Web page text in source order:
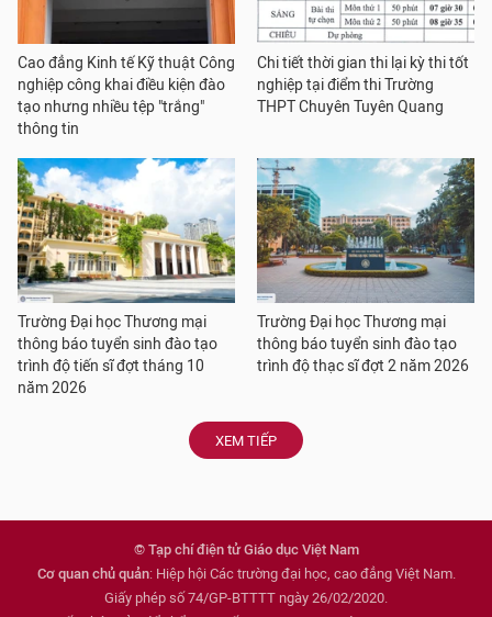
Cao đẳng Kinh tế Kỹ thuật Công
nghiệp công khai điều kiện đào
tạo nhưng nhiều tệp "trắng"
thông tin
Chi tiết thời gian thi lại kỳ thi tốt
nghiệp tại điểm thi Trường
THPT Chuyên Tuyên Quang
Trường Đại học Thương mại
thông báo tuyển sinh đào tạo
trình độ tiến sĩ đợt tháng 10
năm 2026
Trường Đại học Thương mại
thông báo tuyển sinh đào tạo
trình độ thạc sĩ đợt 2 năm 2026
XEM TIẾP
© Tạp chí điện tử Giáo dục Việt Nam
Cơ quan chủ quản: Hiệp hội Các trường đại học, cao đẳng Việt Nam.
Giấy phép số 74/GP-BTTTT ngày 26/02/2020.